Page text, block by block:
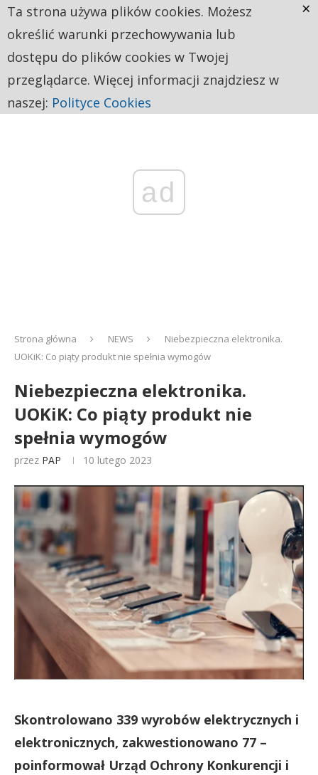
ad
Strona główna NEWS
Niebezpieczna elektronika.
UOKiK: Co piąty produkt nie spełnia wymogów
Niebezpieczna elektronika.
UOKiK: Co piąty produkt nie
spełnia wymogów
przez PAP 10 lutego 2023
Skontrolowano 339 wyrobów elektrycznych i
elektronicznych, zakwestionowano 77 –
poinformował Urząd Ochrony Konkurencji i
Ta strona używa plików cookies. Możesz
określić warunki przechowywania lub
dostępu do plików cookies w Twojej
przeglądarce. Więcej informacji znajdziesz w
naszej: Polityce Cookies
×